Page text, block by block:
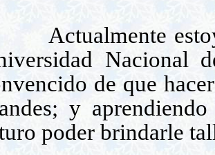
Actualmente
Nacional
de que
; y
poder brindarle